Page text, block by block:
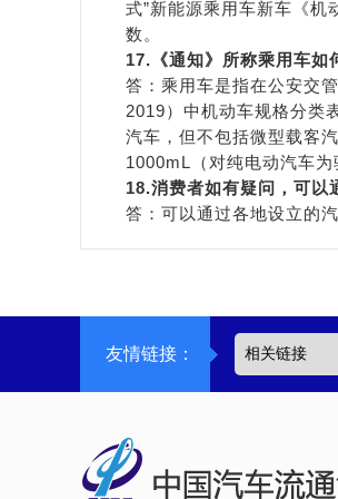
式”新能源乘用车新车《机
数。
17.《通知》所称乘用车如
答：乘用车是指在公安交
2019）中机动车规格分类
汽车，但不包括微型载客
1000mL（对纯电动汽车
18.消费者如有疑问，可以
答：可以通过各地设立的
友情链接：